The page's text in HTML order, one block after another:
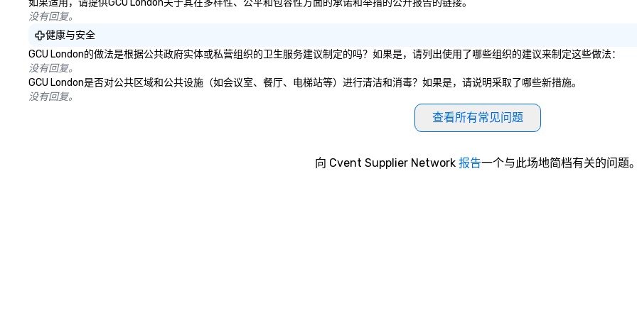
如果适用，请提供GCU London关于其在多样性、公平和包容性方面的承诺和举措的公开报告的链接。
没有回复。
健康与安全
GCU London的做法是根据公共政府实体或私营组织的卫生服务建议制定的吗？如果是，请列出使用了哪些组织的建议来制定这些做法：
没有回复。
GCU London是否对公共区域和公共设施（如会议室、餐厅、电梯站等）进行清洁和消毒？如果是，请说明采取了哪些新措施。
没有回复。
查看所有常见问题
向 Cvent Supplier Network 报告一个与此场地简档有关的问题